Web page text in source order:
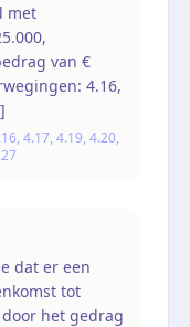
met
van €
4.16,
4.17, 4.19, 4.20,
dat er een
tot
het gedrag